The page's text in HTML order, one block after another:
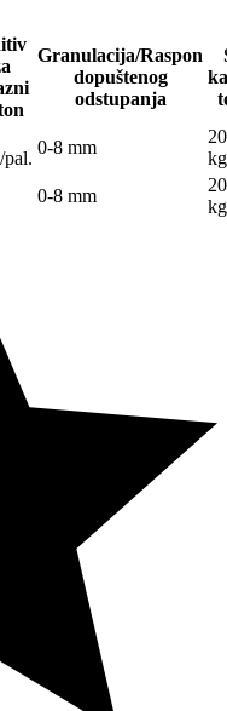
Granulacija/Raspon
dopuštenog
odstupanja
pal.
0-8 mm
0-8 mm